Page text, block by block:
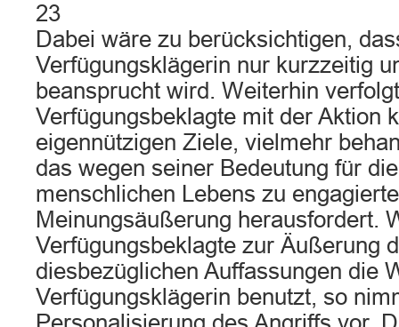
23
Dabei wäre zu berücksichtigen,
Verfügungsklägerin nur kurzzeitig
beansprucht wird. Weiterhin
Verfügungsbeklagte mit der Aktion
eigennützigen Ziele, vielmehr
das wegen seiner Bedeutung für
menschlichen Lebens zu
Meinungsäußerung herausfordert.
Verfügungsbeklagte zur Äußerung
diesbezüglichen Auffassungen die
Verfügungsklägerin benutzt, so